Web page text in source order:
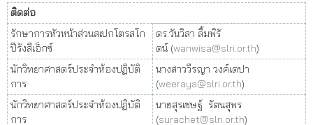
ติดต่อ
รักษาการหัวหน้าส่วนสเปกโตรสโก
ปีรังสีเอ็กซ์
ดร.วันวิสา ลิ้มพิรั
ตน์ (wanwisa@slri.or.th)
นักวิทยาศาสตร์ประจำห้องปฏิบัติ
การ
นางสาววีรญา วงค์เตปา
(weeraya@slri.or.th)
นักวิทยาศาสตร์ประจำห้องปฏิบัติ
การ
นายสุรเชษฐ์ รัตนสุพร
(surachet@slri.or.th)